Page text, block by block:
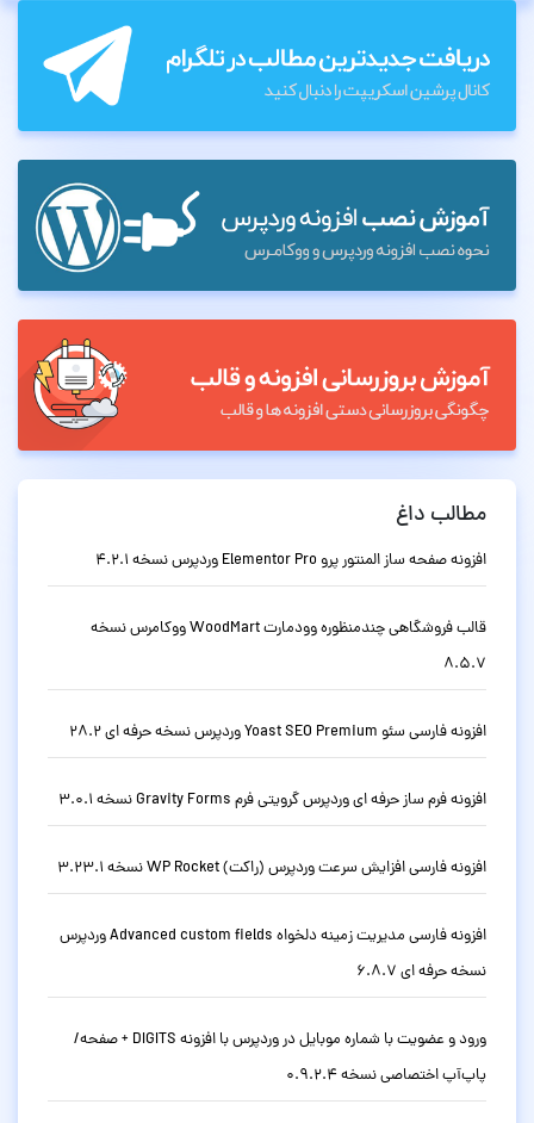
مطالب داغ
افزونه صفحه ساز المنتور پرو Elementor Pro وردپرس نسخه 4.2.1
قالب فروشگاهی چندمنظوره وودمارت WoodMart ووکامرس نسخه
8.5.7
افزونه فارسی سئو Yoast SEO Premium وردپرس نسخه حرفه ای 28.2
افزونه فرم ساز حرفه ای وردپرس گرویتی فرم Gravity Forms نسخه 3.0.1
افزونه فارسی افزایش سرعت وردپرس (راکت) WP Rocket نسخه 3.23.1
افزونه فارسی مدیریت زمینه دلخواه Advanced custom fields وردپرس
نسخه حرفه ای 6.8.7
ورود و عضویت با شماره موبایل در وردپرس با افزونه DIGITS + صفحه/
پاپ‌آپ اختصاصی نسخه 0.9.2.4